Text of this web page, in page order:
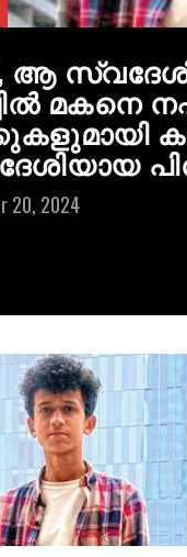
ആ
മകനെ
20, 2024